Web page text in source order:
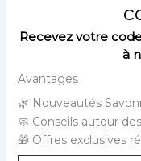
Recevez votre
à
Avantages
🌿 Nouveautés
🧼 Conseils autour
🎁 Offres exclusives